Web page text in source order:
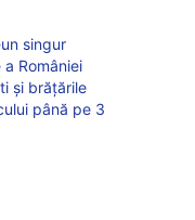
singur
României
și brățările
până pe 3